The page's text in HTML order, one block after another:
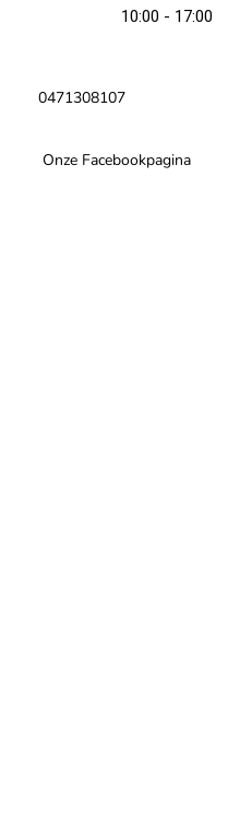
10:00 - 17:00
0471308107
Onze Facebookpagina